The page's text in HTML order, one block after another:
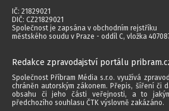
IČ: 21829021
DIČ: CZ21829021
Společnost je zapsána v obchodním rejstříku
městského soudu v Praze - oddíl C, vložka
Redakce zpravodajství portálu
Společnost Příbram Média s.r.o. využívá
chráněn autorským zákonem. Přepis, šíření či
obsahu či jeho části veřejnosti, a to
předchozího souhlasu ČTK výslovně zakázáno.